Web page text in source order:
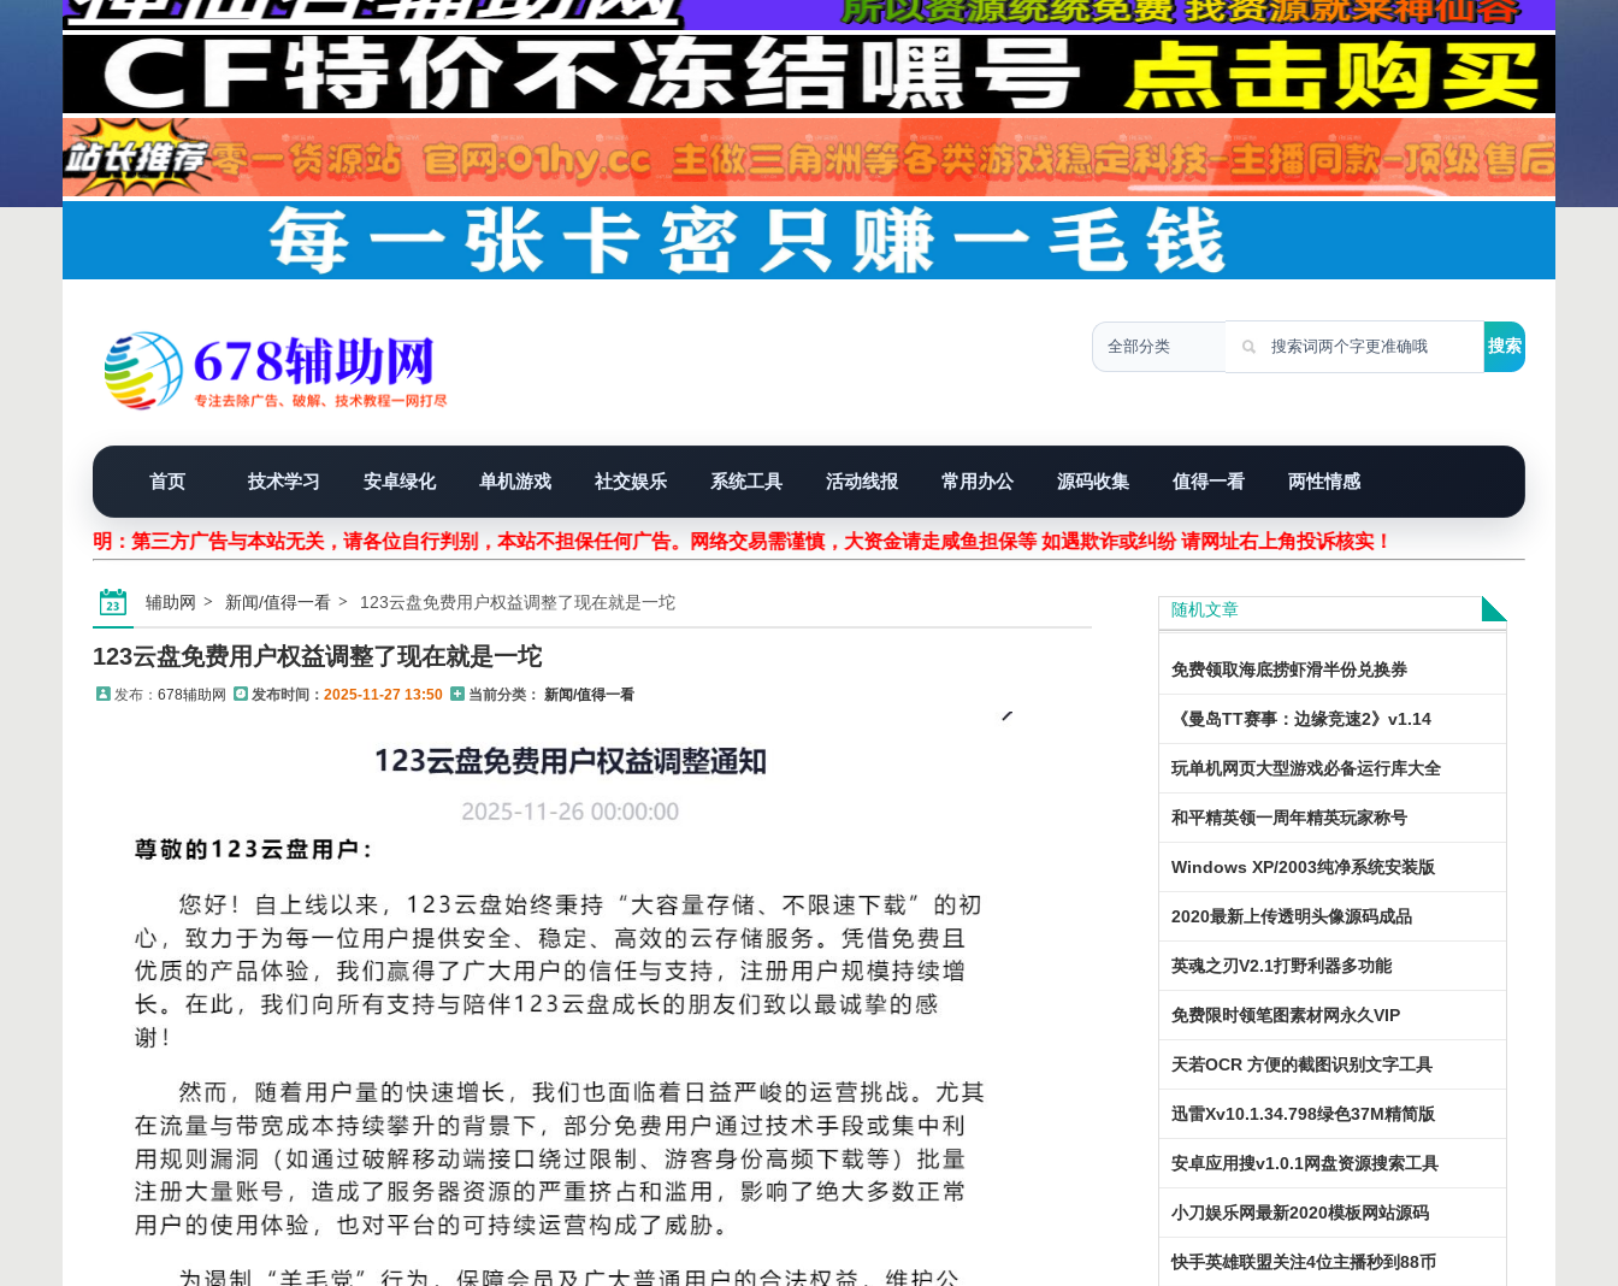
首页 技术学习 安卓绿化 单机游戏 社交娱乐 系统工具 活动线报 常用办公 源码收集 值得一看 两性情感
声明：第三方广告与本站无关，请各位自行判别，本站不担保任何广告。网络交易需谨慎，大资金请走咸鱼担保等 如遇欺诈或纠纷 请网址右上角投诉核实！
辅助网 新闻/值得一看 123云盘免费用户权益调整了现在就是一坨
123云盘免费用户权益调整了现在就是一坨
发布： 678辅助网 发布时间： 2025-11-27 13:50 当前分类： 新闻/值得一看
随机文章
免费领取海底捞虾滑半份兑换券
《曼岛TT赛事：边缘竞速2》v1.14
玩单机网页大型游戏必备运行库大全
和平精英领一周年精英玩家称号
Windows XP/2003纯净系统安装版
2020最新上传透明头像源码成品
英魂之刃V2.1打野利器多功能
免费限时领笔图素材网永久VIP
天若OCR 方便的截图识别文字工具
迅雷Xv10.1.34.798绿色37M精简版
安卓应用搜v1.0.1网盘资源搜索工具
小刀娱乐网最新2020模板网站源码
快手英雄联盟关注4位主播秒到88币